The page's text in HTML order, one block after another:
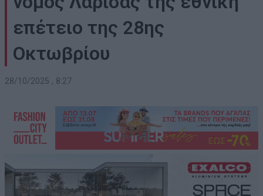
επέτειο της 28ης
Οκτωβρίου
28/10/2025 , 8:27